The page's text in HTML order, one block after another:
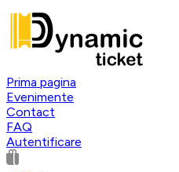
Prima pagina
Evenimente
Contact
FAQ
Autentificare